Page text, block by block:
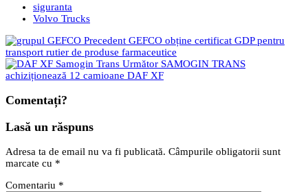
siguranta
Volvo Trucks
Precedent GEFCO obține certificat GDP pentru
transport rutier de produse farmaceutice
Următor SAMOGIN TRANS
achiziționează 12 camioane DAF XF
Comentați?
Lasă un răspuns
Adresa ta de email nu va fi publicată. Câmpurile obligatorii sunt
marcate cu *
Comentariu *